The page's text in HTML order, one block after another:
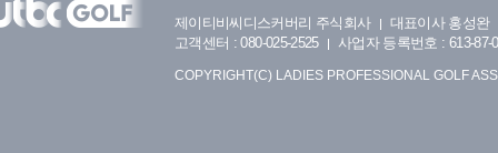
제이티비씨디스커버리 주식회사
대표이사 홍성완
고객센터 : 080-025-2525
사업자 등록번호 : 613-87-
COPYRIGHT(C) LADIES PROFESSIONAL GOLF